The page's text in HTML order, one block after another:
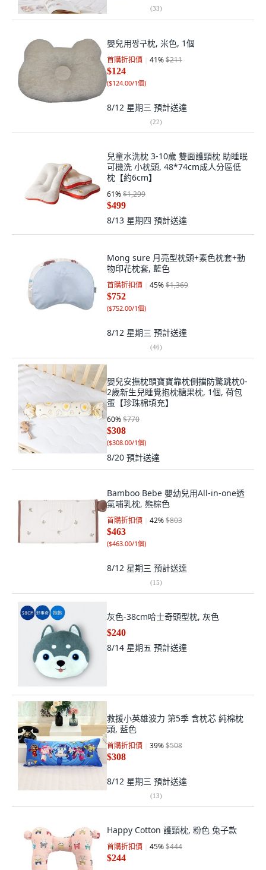
(33)
嬰兒用짱구枕, 米色, 1個
首購折扣價 41%$211
$124
($124.00/1個)
8/12 星期三 預計送達
(22)
兒童水洗枕 3-10歲 雙面護頸枕 助睡眠
可機洗 小枕頭, 48*74cm成人分區低
枕【約6cm】
61%$1,299
$499
8/13 星期四 預計送達
Mong sure 月亮型枕頭+素色枕套+動
物印花枕套, 藍色
首購折扣價 45%$1,369
$752
($752.00/1個)
8/12 星期三 預計送達
(46)
嬰兒安撫枕頭寶寶靠枕側擋防驚跳枕0-
2歲新生兒睡覺抱枕糖果枕, 1個, 荷包
蛋【珍珠棉填充】
60%$770
$308
($308.00/1個)
8/20 預計送達
Bamboo Bebe 嬰幼兒用All-in-one透
氣哺乳枕, 熊棕色
首購折扣價 42%$803
$463
($463.00/1個)
8/12 星期三 預計送達
(15)
灰色-38cm哈士奇頭型枕, 灰色
$240
8/14 星期五 預計送達
救援小英雄波力 第5季 含枕芯 純棉枕
頭, 藍色
首購折扣價 39%$508
$308
8/12 星期三 預計送達
(13)
Happy Cotton 護頸枕, 粉色 兔子款
首購折扣價 45%$444
$244